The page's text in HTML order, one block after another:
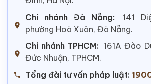
Chi nhánh Đà Nẵng:
141
phường Hoà Xuân, Đà Nẵng.
Chi nhánh TPHCM: 161A Đào
Đức Nhuận, TPHCM.
Tổng đài tư vấn pháp luật: